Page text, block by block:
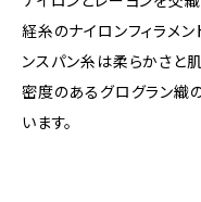
経糸のナイロンフィラメ
ンスパン糸は柔らかさと
密度のあるグログラン織
います。